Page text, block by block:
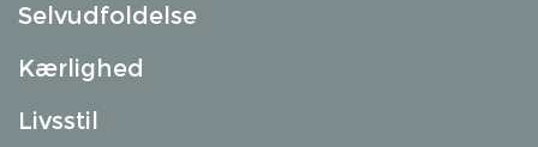
Selvudfoldelse
Kærlighed
Livsstil